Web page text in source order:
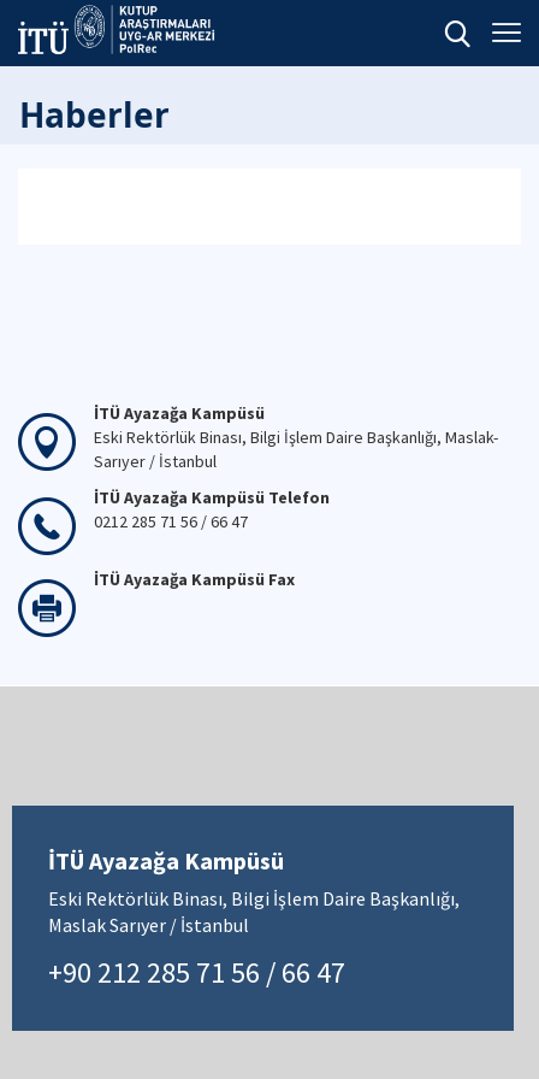
Haberler
İTÜ Ayazağa Kampüsü
Eski Rektörlük Binası, Bilgi İşlem Daire Başkanlığı, Maslak-
Sarıyer / İstanbul
İTÜ Ayazağa Kampüsü Telefon
0212 285 71 56 / 66 47
İTÜ Ayazağa Kampüsü Fax
İTÜ Ayazağa Kampüsü
Eski Rektörlük Binası, Bilgi İşlem Daire Başkanlığı,
Maslak Sarıyer / İstanbul
+90 212 285 71 56 / 66 47